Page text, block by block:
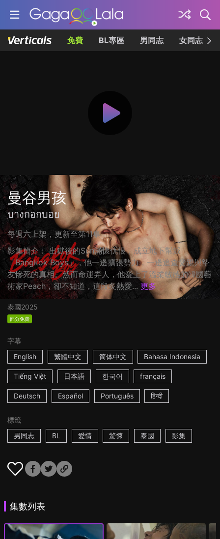
免費 BL專區 男同志 女同志
曼谷男孩
บางกอกบอย
每週六上架，更新至第11集
影集簡介： 出獄後的Sun滿懷仇恨，成立地下幫派
「Bangkok Boys」，他一邊擴張勢力，一邊追查父親與摯
友慘死的真相。然而命運弄人，他愛上了溫柔敏感的韓國藝
術家Peach，卻不知道，這段炙熱愛... 更多
泰國2025
部分免費
字幕
English
繁體中文 简体中文 Bahasa Indonesia
Tiếng Việt 日本語 한국어 français
Deutsch Español Português हिन्दी
標籤
男同志
BL 愛情 驚悚 泰國 影集
集數列表